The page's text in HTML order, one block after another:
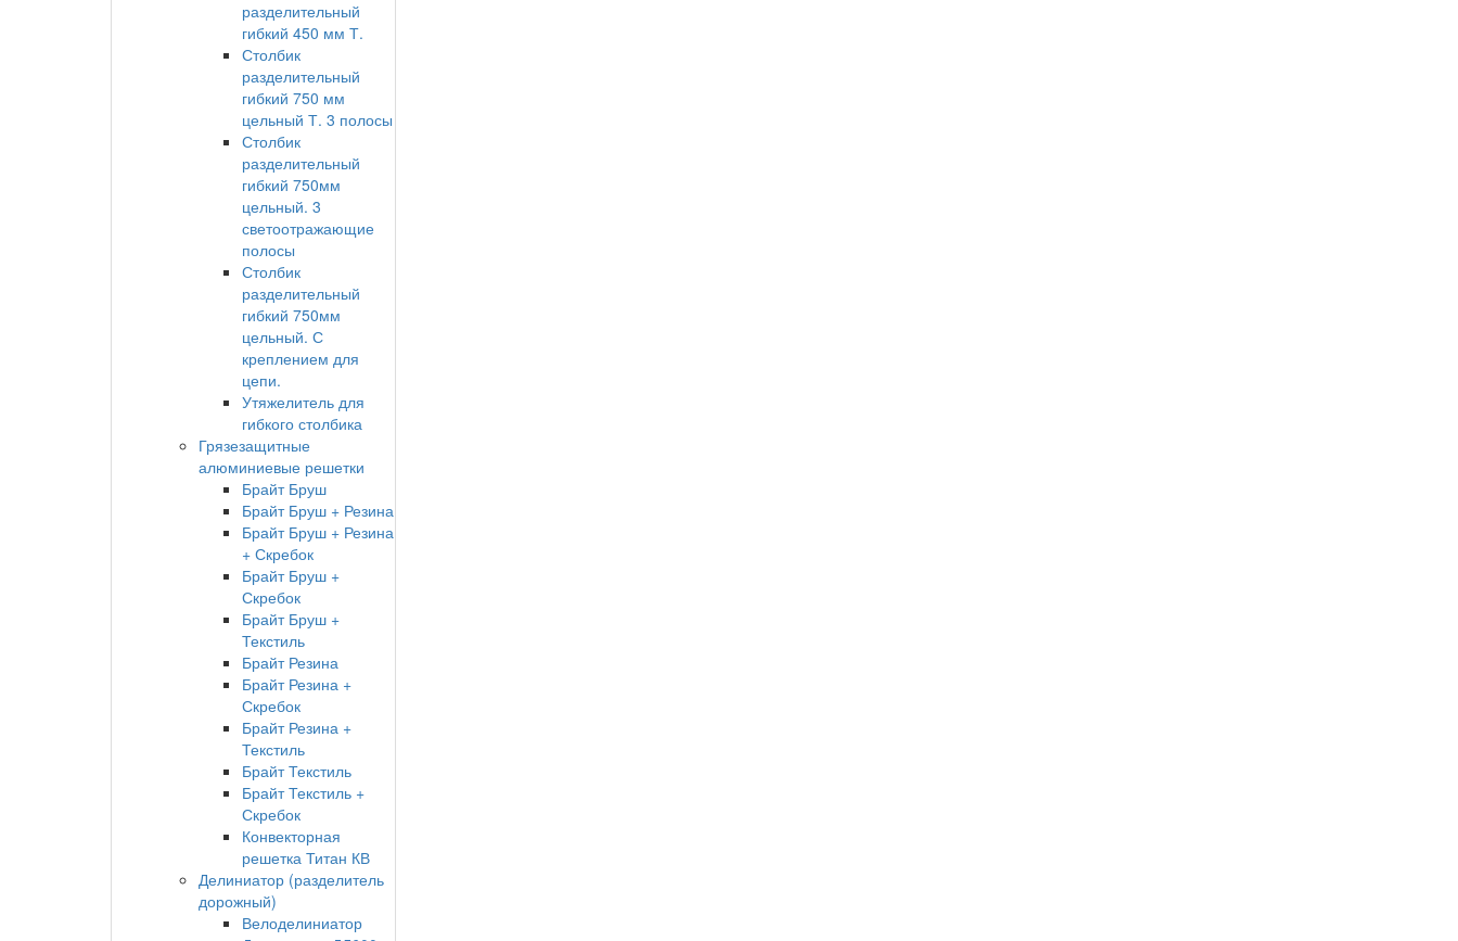
разделительный
гибкий 450 мм Т.
Столбик
разделительный
гибкий 750 мм
цельный Т. 3 полосы
Столбик
разделительный
гибкий 750мм
цельный. 3
светоотражающие
полосы
Столбик
разделительный
гибкий 750мм
цельный. С
креплением для
цепи.
Утяжелитель для
гибкого столбика
Грязезащитные
алюминиевые решетки
Брайт Бруш
Брайт Бруш + Резина
Брайт Бруш + Резина
+ Скребок
Брайт Бруш +
Скребок
Брайт Бруш +
Текстиль
Брайт Резина
Брайт Резина +
Скребок
Брайт Резина +
Текстиль
Брайт Текстиль
Брайт Текстиль +
Скребок
Конвекторная
решетка Титан КВ
Делиниатор (разделитель
дорожный)
Велоделиниатор